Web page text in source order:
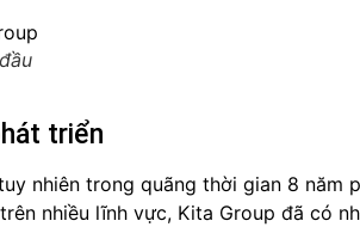
triển
nhiên trong quãng thời gian 8
nhiều lĩnh vực, Kita Group đã có